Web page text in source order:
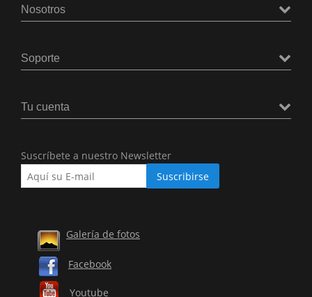
Nosotros
Soporte
Tu cuenta
Suscríbete a nuestro Newsletter
Galería de fotos
Facebook
Youtube